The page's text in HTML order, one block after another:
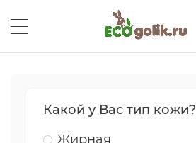
Какой у Вас тип кожи?
Жирная